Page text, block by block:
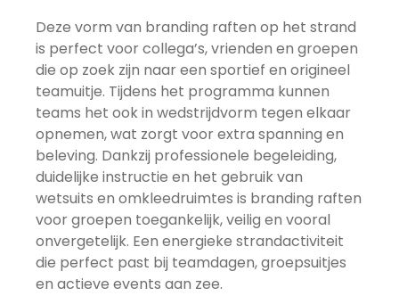
Deze vorm van branding raften op het strand
is perfect voor collega’s, vrienden en groepen
die op zoek zijn naar een sportief en origineel
teamuitje. Tijdens het programma kunnen
teams het ook in wedstrijdvorm tegen elkaar
opnemen, wat zorgt voor extra spanning en
beleving. Dankzij professionele begeleiding,
duidelijke instructie en het gebruik van
wetsuits en omkleedruimtes is branding raften
voor groepen toegankelijk, veilig en vooral
onvergetelijk. Een energieke strandactiviteit
die perfect past bij teamdagen, groepsuitjes
en actieve events aan zee.